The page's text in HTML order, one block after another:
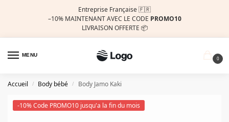
Entreprise Française 🇫🇷
–10% MAINTENANT AVEC LE CODE PROMO10
LIVRAISON OFFERTE 📦
MENU
0
Accueil / Body bébé / Body Jamo Kaki
-10% Code PROMO10 jusqu'a la fin du mois